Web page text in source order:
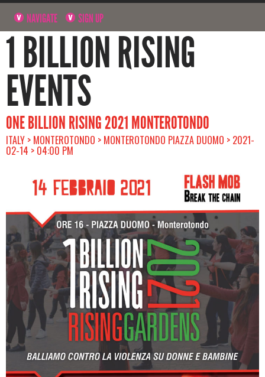
NAVIGATE SIGN UP
1 BILLION RISING
EVENTS
ONE BILLION RISING 2021 MONTEROTONDO
ITALY > MONTEROTONDO > MONTEROTONDO PIAZZA DUOMO > 2021-
02-14 > 04:00 PM